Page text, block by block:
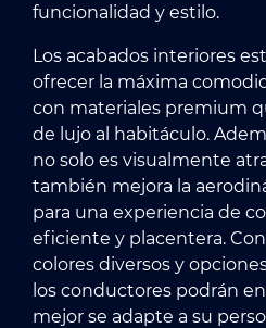
funcionalidad y estilo.
Los acabados interiores
ofrecer la máxima
con materiales premium
de lujo al habitáculo.
no solo es visualmente
también mejora la
para una experiencia de
eficiente y placentera.
colores diversos y
los conductores podrán
mejor se adapte a su